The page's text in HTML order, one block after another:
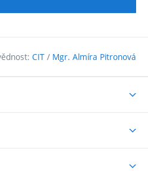
CIT / Mgr. Almíra Pitronová